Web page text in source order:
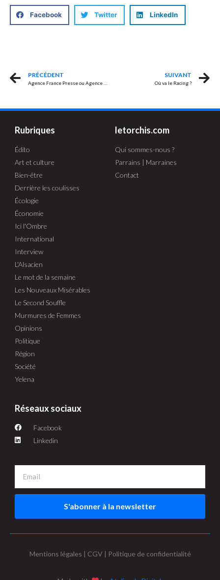
Facebook Twitter LinkedIn
PRÉCÉDENT SUIVANT
Où va le Racing ?
Rubriques
Édito
Art et culture
Bien-être
Derrière les coulisses
Écologie
Économie
Ici l'Ombre
International
Interview
L'Alsacien
Le mot de la semaine
Les Nouveaux Misérables
Le Second Souffle
Murmures de Femmes
Opinions
Politique
Région
Société
Yelena
letorchis.com
Qui sommes-nous ?
Parrains | Marraines
Contact
Réseaux sociaux
Facebook
Linkedin
S'abonner à la newsletter
Mentions légales | CGV | Politique de confidentialité